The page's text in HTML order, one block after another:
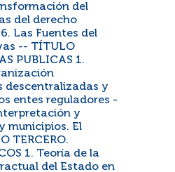
del
del derecho
Las Fuentes del
-- TÍTULO
PUBLICAS 1.
descentralizadas y
entes reguladores -
y
municipios. El
TERCERO.
1. Teoría de la
del Estado en